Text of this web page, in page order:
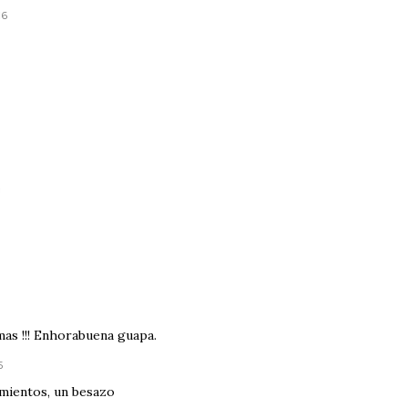
!!! Enhorabuena guapa.
un besazo